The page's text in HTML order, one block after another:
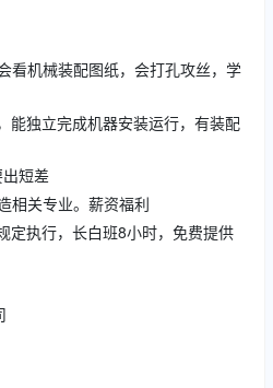
看机械装配图纸，会打孔攻丝，学
能独立完成机器安装运行，有装配
短差
相关专业。薪资福利
定执行，长白班8小时，免费提供